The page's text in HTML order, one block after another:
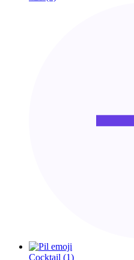
Cocktail (1)